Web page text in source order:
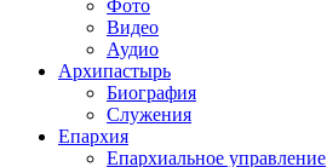
Фото
Видео
Аудио
Архипастырь
Биография
Служения
Епархия
Епархиальное управление